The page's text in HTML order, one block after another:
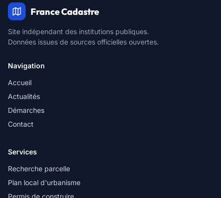
France Cadastre
Site indépendant des institutions publiques.
Données issues de sources officielles ouvertes.
Navigation
Accueil
Actualités
Démarches
Contact
Services
Recherche parcelle
Plan local d'urbanisme
Permis de construire